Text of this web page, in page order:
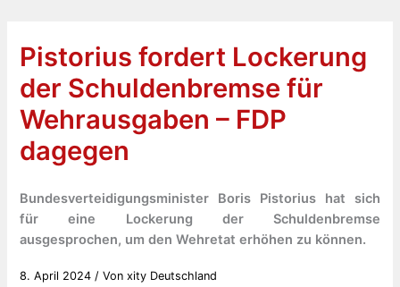
Pistorius fordert Lockerung
der Schuldenbremse für
Wehrausgaben – FDP
dagegen
Bundesverteidigungsminister Boris Pistorius hat sich
für eine Lockerung der Schuldenbremse
ausgesprochen, um den Wehretat erhöhen zu können.
8. April 2024 / Vonxity Deutschland